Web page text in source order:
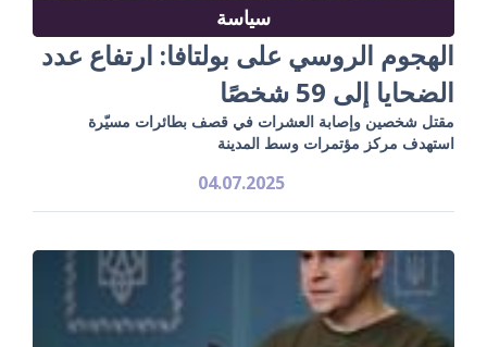
سياسة
الهجوم الروسي على بولتافا: ارتفاع عدد
الضحايا إلى 59 شخصًا
مقتل شخصين وإصابة العشرات في قصف بطائرات مسيّرة
استهدف مركز مؤتمرات وسط المدينة
04.07.2025